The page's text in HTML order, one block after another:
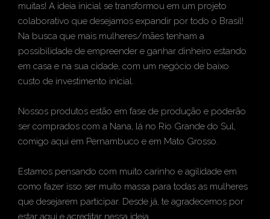
muitas! A ideia inicial se transformou em um projeto
colaborativo que desejamos expandir por todo o Brasil!
Na busca que mais mulheres/mães tenham a
possibilidade de empreender e ganhar dinheiro estando
em casa e na sua cidade, com um negócio de baixo
custo de investimento inicial.
Nossos produtos estão em fase de produção e poderão
ser comprados com a Nana, lá no Rio Grande do Sul,
comigo aqui em Pernambuco e em Mato Grosso.
Estamos pensando com muito carinho e agilidade em
como fazer isso ser muito massa para todas as mulheres
que desejarem participar. Desde já, te agradecemos por
estar aqui e acreditar nessa ideia.